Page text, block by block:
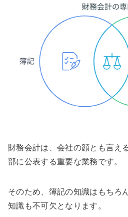
財務会計は、会社の顔とも言え
部に公表する重要な業務です。
そのため、簿記の知識はもちろ
知識も不可欠となります。